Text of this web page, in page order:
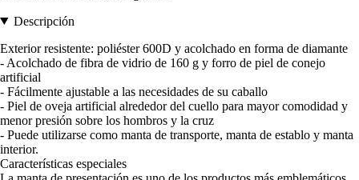
Descripción
Exterior resistente: poliéster 600D y acolchado en forma de diamante
- Acolchado de fibra de vidrio de 160 g y forro de piel de conejo
artificial
- Fácilmente ajustable a las necesidades de su caballo
- Piel de oveja artificial alrededor del cuello para mayor comodidad y
menor presión sobre los hombros y la cruz
- Puede utilizarse como manta de transporte, manta de establo y manta
interior.
Características especiales